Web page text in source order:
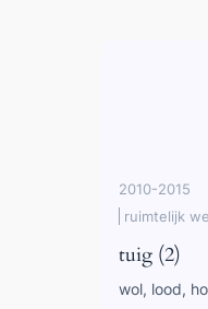
2010-2015
ruimtelijk
tuig (2)
wol, lood,